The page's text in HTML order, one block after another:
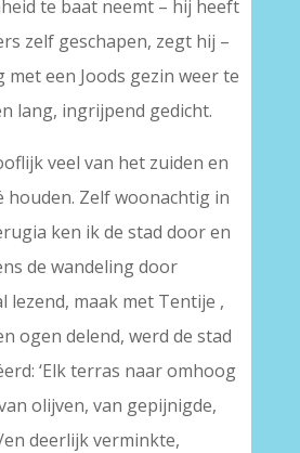
te baat neemt – hij heeft
zelf geschapen, zegt hij –
een Joods gezin weer te
lang, ingrijpend gedicht.
veel van het zuiden en
houden. Zelf woonachtig in
ken ik de stad door en
de wandeling door
lezend, maak met Tentije ,
ogen delend, werd de stad
‘Elk terras naar omhoog
olijven, van gepijnigde,
deerlijk verminkte,